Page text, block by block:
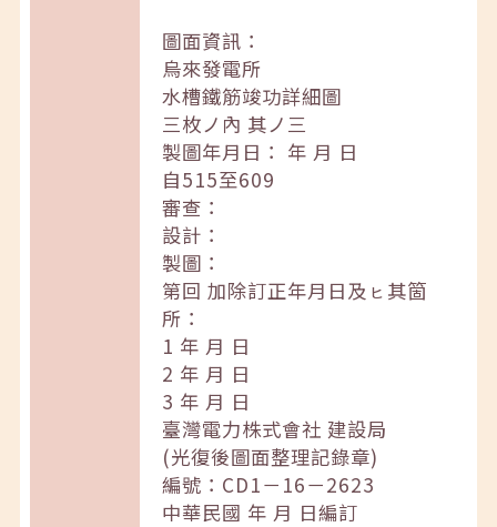
圖面資訊：
烏來發電所
水槽鐵筋竣功詳細圖
三枚ノ內 其ノ三
製圖年月日： 年 月 日
自515至609
審查：
設計：
製圖：
第回 加除訂正年月日及ㇶ其箇
所：
1 年 月 日
2 年 月 日
3 年 月 日
臺灣電力株式會社 建設局
(光復後圖面整理記錄章)
編號：CD1－16－2623
中華民國 年 月 日編訂